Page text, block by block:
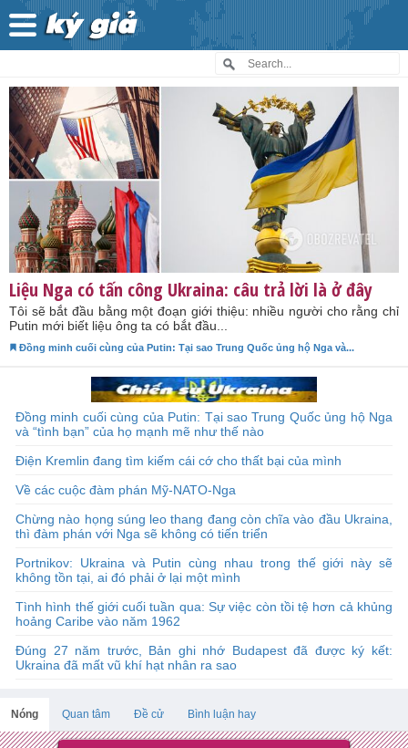
Liệu Nga có tấn công Ukraina: câu trả lời là ở đây
Tôi sẽ bắt đầu bằng một đoạn giới thiệu: nhiều người cho rằng chỉ
Putin mới biết liệu ông ta có bắt đầu...
Đồng minh cuối cùng của Putin: Tại sao Trung Quốc ủng hộ Nga và...
Đồng minh cuối cùng của Putin: Tại sao Trung Quốc ủng hộ Nga
và “tình bạn” của họ mạnh mẽ như thế nào
Điện Kremlin đang tìm kiếm cái cớ cho thất bại của mình
Về các cuộc đàm phán Mỹ-NATO-Nga
Chừng nào họng súng leo thang đang còn chĩa vào đầu Ukraina,
thì đàm phán với Nga sẽ không có tiến triển
Portnikov: Ukraina và Putin cùng nhau trong thế giới này sẽ
không tồn tại, ai đó phải ở lại một mình
Tình hình thế giới cuối tuần qua: Sự việc còn tồi tệ hơn cả khủng
hoảng Caribe vào năm 1962
Đúng 27 năm trước, Bản ghi nhớ Budapest đã được ký kết:
Ukraina đã mất vũ khí hạt nhân ra sao
Nóng Quan tâm Đề cử Bình luận hay